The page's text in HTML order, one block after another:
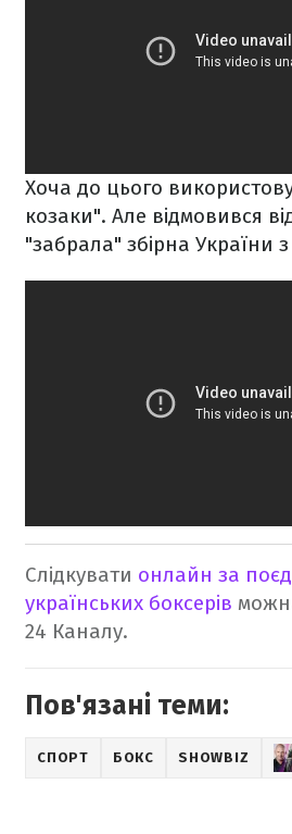
Хоча до цього
козаки". Але відмовився
"забрала" збірна України
Слідкувати онлайн за
українських боксерів
24 Каналу.
Пов'язані теми:
СПОРТ БОКС SHOWBIZ